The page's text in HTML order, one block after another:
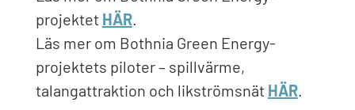
projektet HÄR.
Läs mer om Bothnia Green Energy-
projektets piloter – spillvärme,
talangattraktion och likströmsnät HÄR.